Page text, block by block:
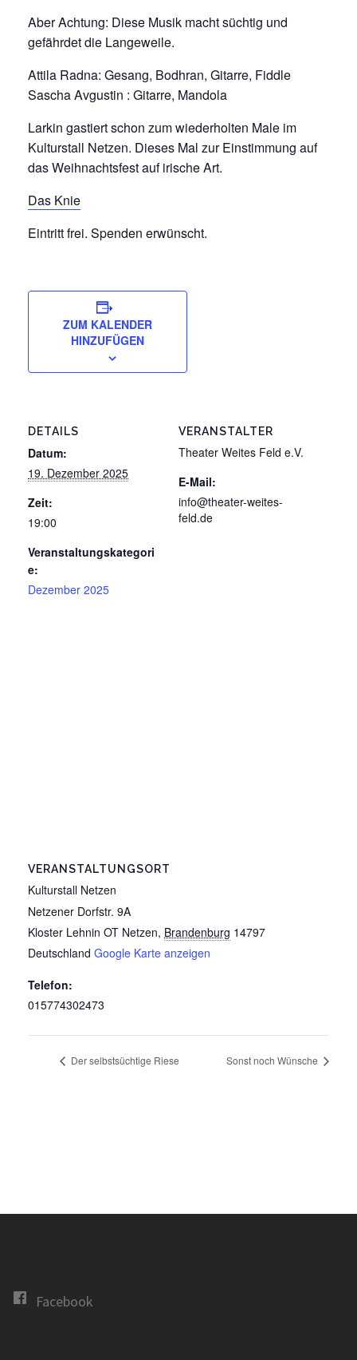
Aber Achtung: Diese Musik macht süchtig und
gefährdet die Langeweile.
Attila Radna: Gesang, Bodhran, Gitarre, Fiddle
Sascha Avgustin : Gitarre, Mandola
Larkin gastiert schon zum wiederholten Male im
Kulturstall Netzen. Dieses Mal zur Einstimmung auf
das Weihnachtsfest auf irische Art.
Das Knie
Eintritt frei. Spenden erwünscht.
ZUM KALENDER
HINZUFÜGEN
DETAILS
Datum:
19. Dezember 2025
Zeit:
19:00
Veranstaltungskategori
e:
Dezember 2025
VERANSTALTER
Theater Weites Feld e.V.
E-Mail:
info@theater-weites-
feld.de
VERANSTALTUNGSORT
Kulturstall Netzen
Netzener Dorfstr. 9A
Kloster Lehnin OT Netzen, Brandenburg 14797
Deutschland Google Karte anzeigen
Telefon:
015774302473
Der selbstsüchtige Riese Sonst noch Wünsche
Facebook